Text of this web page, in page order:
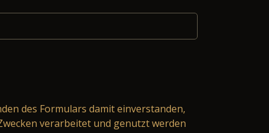
des Formulars damit einverstanden,
verarbeitet und genutzt werden